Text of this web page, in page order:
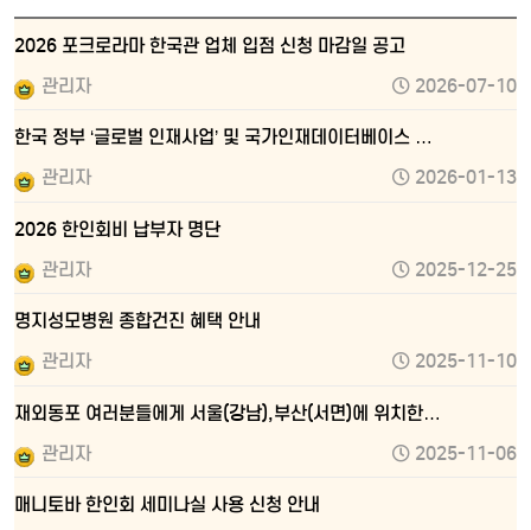
2026 포크로라마 한국관 업체 입점 신청 마감일 공고
관리자
2026-07-10
한국 정부 ‘글로벌 인재사업’ 및 국가인재데이터베이스 …
관리자
2026-01-13
2026 한인회비 납부자 명단
관리자
2025-12-25
명지성모병원 종합건진 혜택 안내
관리자
2025-11-10
재외동포 여러분들에게 서울(강남),부산(서면)에 위치한…
관리자
2025-11-06
매니토바 한인회 세미나실 사용 신청 안내